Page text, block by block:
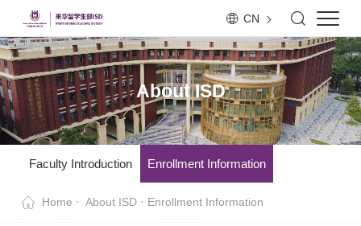
CN
About ISD
Faculty Introduction Enrollment Information
Home About ISD Enrollment Information